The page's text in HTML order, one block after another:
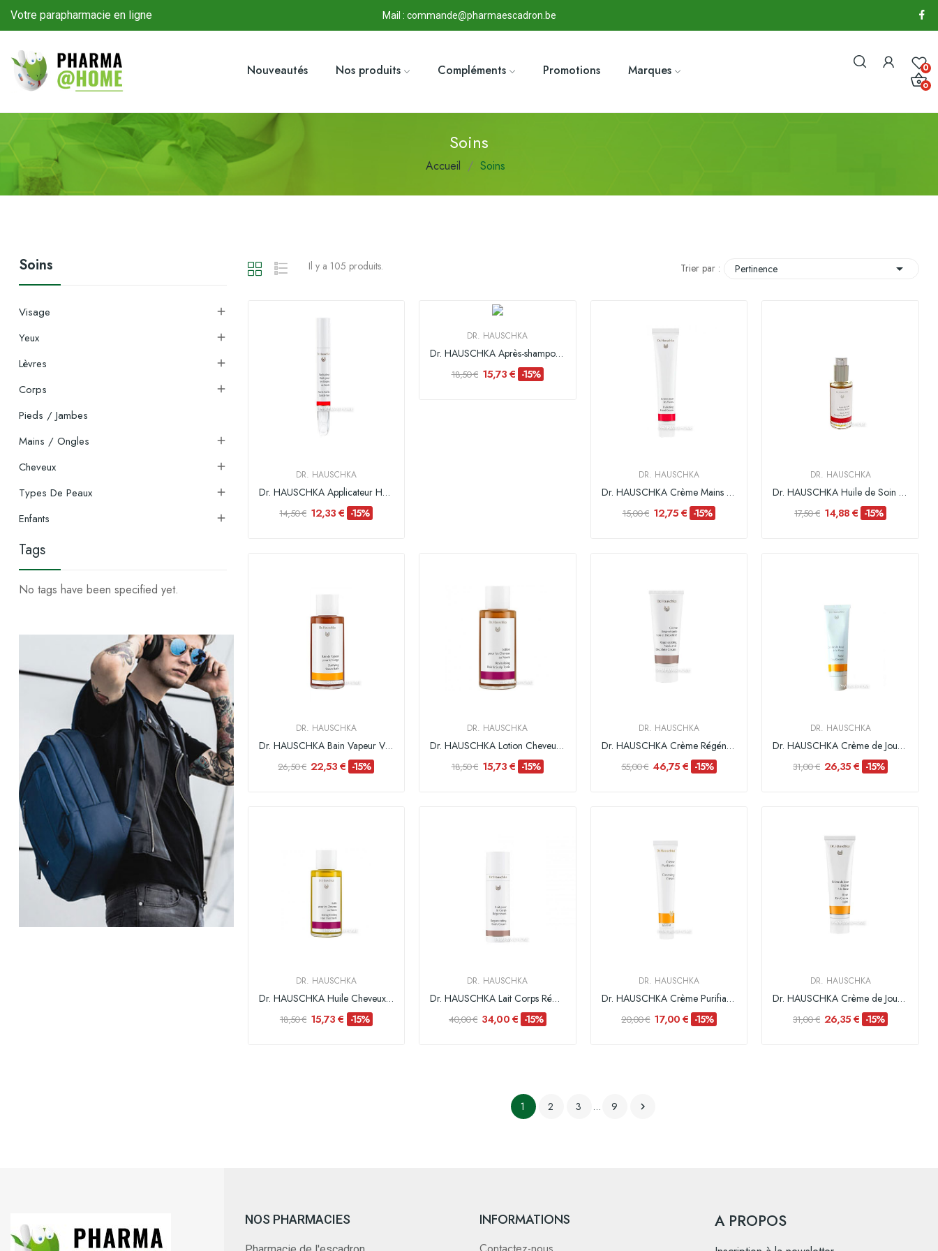
Votre parapharmacie en ligne Mail : commande@pharmaescadron.be
Nouveautés Nos produits Compléments Promotions Marques 0
0
Soins
Accueil Soins
Soins
Visage 
Yeux 
Lèvres 
Corps 
Pieds / Jambes
Mains / Ongles

Cheveux 
Types De Peaux 
Enfants 
Tags
No tags have been specified yet.
Il y a 105 produits. Trier par : Pertinence 
DR. HAUSCHKA
Dr. HAUSCHKA Applicateur Huile Ongles au Neem -...
14,50 € 12,33 € -15%
DR. HAUSCHKA
Dr. HAUSCHKA Après-shampoing Jojoba et Guimauve...
18,50 € 15,73 € -15%
DR. HAUSCHKA
Dr. HAUSCHKA Crème Mains - 50 ml
15,00 € 12,75 € -15%
DR. HAUSCHKA
Dr. HAUSCHKA Huile de Soin Bouleau Arnica - 75 ml
17,50 € 14,88 € -15%
DR. HAUSCHKA
Dr. HAUSCHKA Bain Vapeur Visage - 100ml
26,50 € 22,53 € -15%
DR. HAUSCHKA
Dr. HAUSCHKA Lotion Cheveux au Neem - 100 ml
18,50 € 15,73 € -15%
DR. HAUSCHKA
Dr. HAUSCHKA Crème Régénérante Cou Décolleté -...
55,00 € 46,75 € -15%
DR. HAUSCHKA
Dr. HAUSCHKA Crème de Jour à la Rose
31,00 € 26,35 € -15%
DR. HAUSCHKA
Dr. HAUSCHKA Huile Cheveux au Neem - 100 ml
18,50 € 15,73 € -15%
DR. HAUSCHKA
Dr. HAUSCHKA Lait Corps Régénérant - 150 ml
40,00 € 34,00 € -15%
DR. HAUSCHKA
Dr. HAUSCHKA Crème Purifiante Visage - 50 ml
20,00 € 17,00 € -15%
DR. HAUSCHKA
Dr. HAUSCHKA Crème de Jour Légère à la Rose -...
31,00 € 26,35 € -15%
1 2 3 … 9 
NOS PHARMACIES INFORMATIONS A PROPOS